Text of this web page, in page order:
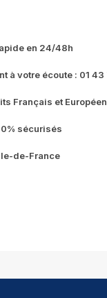
en 24/48h
à votre écoute : 01 43
Français et
sécurisés
de-France